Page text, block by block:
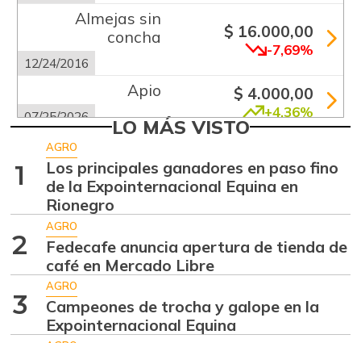
Almejas sin
concha
12/24/2016
$ 16.000,00
-7,69%
Apio
07/25/2026
$ 4.000,00
+4,36%
amarilla
09/28/2013
-
Arracacha blanca
07/25/2026
$ 2.866,50
+4,24%
Arroz blanco
07/25/2026
$ 3.283,00
-2,49%
LO MÁS VISTO
1
AGRO
Los principales ganadores en paso fino
de la Expointernacional Equina en
Rionegro
2
AGRO
Fedecafe anuncia apertura de tienda de
café en Mercado Libre
3
AGRO
Campeones de trocha y galope en la
Expointernacional Equina